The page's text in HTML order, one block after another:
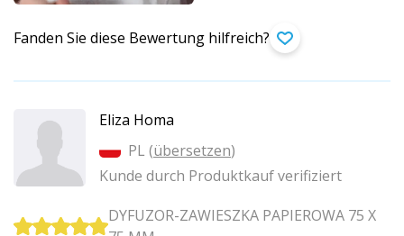
Fanden Sie diese Bewertung hilfreich?
Eliza Homa
PL (übersetzen)
Kunde durch Produktkauf verifiziert
DYFUZOR-ZAWIESZKA PAPIEROWA 75 X